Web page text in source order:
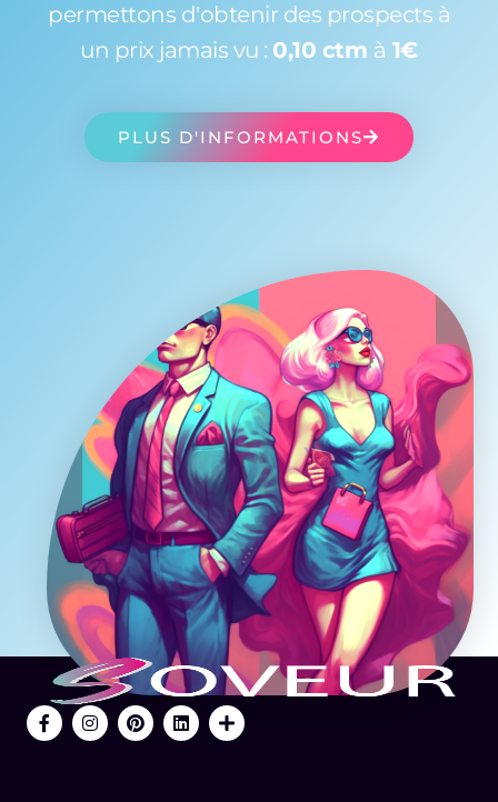
permettons d'obtenir des prospects à
un prix jamais vu : 0,10 ctm à 1€
PLUS D'INFORMATIONS